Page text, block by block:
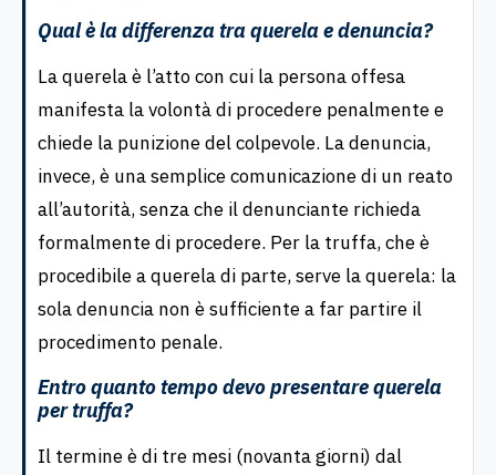
Qual è la differenza tra querela e denuncia?
La querela è l’atto con cui la persona offesa
manifesta la volontà di procedere penalmente e
chiede la punizione del colpevole. La denuncia,
invece, è una semplice comunicazione di un reato
all’autorità, senza che il denunciante richieda
formalmente di procedere. Per la truffa, che è
procedibile a querela di parte, serve la querela: la
sola denuncia non è sufficiente a far partire il
procedimento penale.
Entro quanto tempo devo presentare querela
per truffa?
Il termine è di tre mesi (novanta giorni) dal